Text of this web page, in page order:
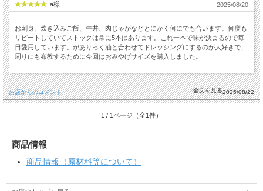
a様 2025/08/20
お刺身、炊き込みご飯、牛丼、肉じゃがなどとにかく何にでも合います。何度も
リピートしていてストックは常に5本はあります。これ一本で味が決まるので毎
日愛用しています。がありっく油と合わせてドレッシングにするのが大好きで、
周りにも布教するために今回はおみやげサイズを購入しました。
お店からのコメント 2025/08/22
1 / 1ページ（全1件）
商品情報
商品情報（原材料等について）